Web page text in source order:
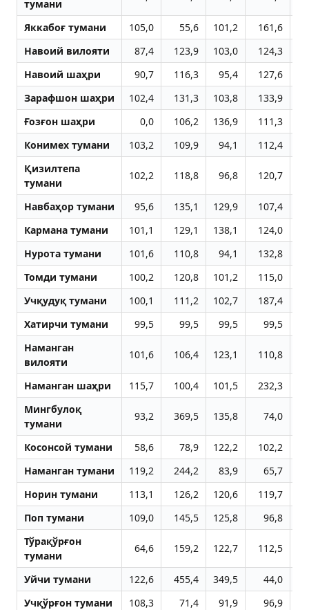
тумани
Яккабоғ тумани 105,0 55,6 101,2 161,6
Навоий вилояти
87,4 123,9 103,0 124,3
Навоий шаҳри
90,7 116,3 95,4 127,6
Зарафшон шаҳри
102,4 131,3 103,8 133,9
Ғозғон шаҳри
0,0 106,2 136,9 111,3
Конимех тумани
103,2 109,9 94,1 112,4
Қизилтепа
тумани
102,2 118,8 96,8 120,7
Навбаҳор тумани 95,6 135,1 129,9 107,4
Кармана тумани
101,1 129,1 138,1 124,0
Нурота тумани
101,6 110,8 94,1 132,8
Томди тумани
100,2 120,8 101,2 115,0
Учқудуқ тумани
100,1 111,2 102,7 187,4
Хатирчи тумани
99,5 99,5 99,5 99,5
Наманган
вилояти
101,6 106,4 123,1 110,8
Наманган шаҳри 115,7 100,4 101,5 232,3
Мингбулоқ
тумани
93,2 369,5 135,8 74,0
Косонсой тумани 58,6 78,9 122,2 102,2
Наманган тумани
119,2 244,2 83,9 65,7
Норин тумани
113,1 126,2 120,6 119,7
Поп тумани
109,0 145,5 125,8 96,8
Тўрақўрғон
тумани
64,6 159,2 122,7 112,5
Уйчи тумани 122,6 455,4 349,5 44,0
Учқўрғон тумани
108,3 71,4 91,9 96,9